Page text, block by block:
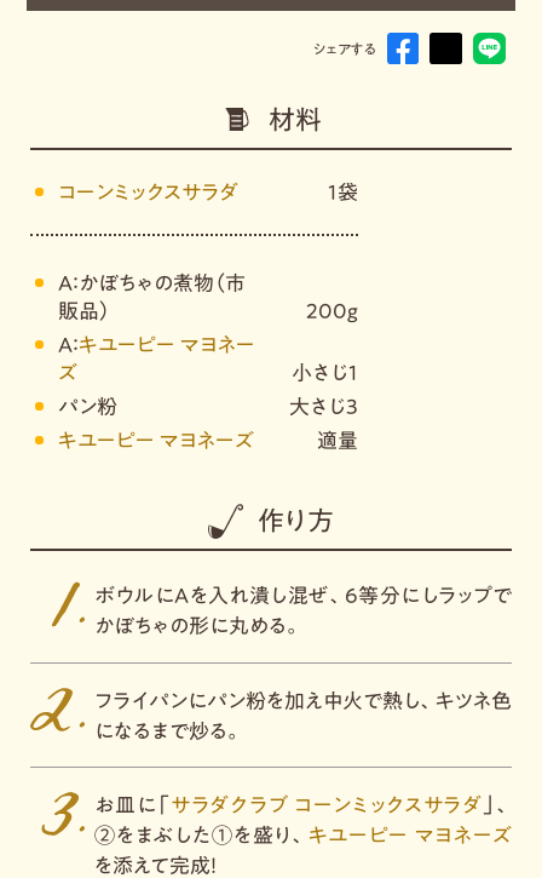
シェアする
材料
コーンミックスサラダ 1袋
A：かぼちゃの煮物（市
販品）
200g
A：キユーピー マヨネー
ズ
小さじ1
パン粉
大さじ3
キユーピー マヨネーズ
適量
作り方
ボウルにAを入れ潰し混ぜ、6等分にしラップで
かぼちゃの形に丸める。
フライパンにパン粉を加え中火で熱し、キツネ色
になるまで炒る。
お皿に「 サラダクラブ コーンミックスサラダ 」、
②をまぶした①を盛り、 キユーピー マヨネーズ
を添えて完成！